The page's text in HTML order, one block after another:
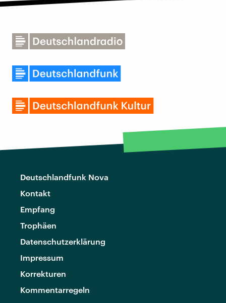
Deutschlandfunk Nova
Kontakt
Empfang
Trophäen
Datenschutzerklärung
Impressum
Korrekturen
Kommentarregeln